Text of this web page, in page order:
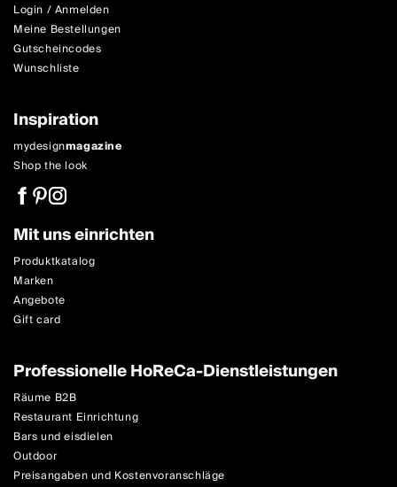
Login / Anmelden
Meine Bestellungen
Gutscheincodes
Wunschliste
Inspiration
mydesignmagazine
Shop the look
Mit uns einrichten
Produktkatalog
Marken
Angebote
Gift card
Professionelle HoReCa-Dienstleistungen
Räume B2B
Restaurant Einrichtung
Bars und eisdielen
Outdoor
Preisangaben und Kostenvoranschläge